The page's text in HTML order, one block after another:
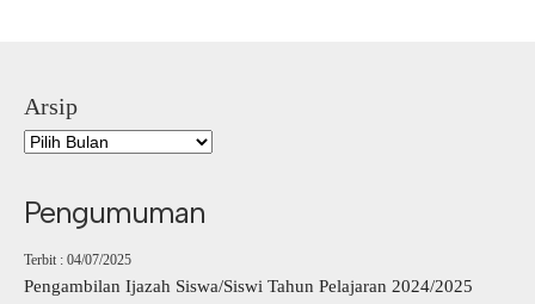
Arsip
Pengumuman
Terbit : 04/07/2025
Pengambilan Ijazah Siswa/Siswi Tahun Pelajaran 2024/2025